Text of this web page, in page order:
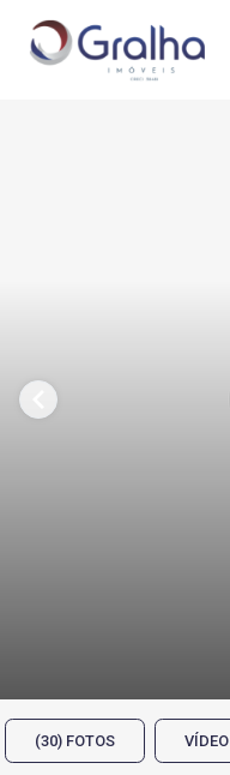
(30) FOTOS VÍDEO